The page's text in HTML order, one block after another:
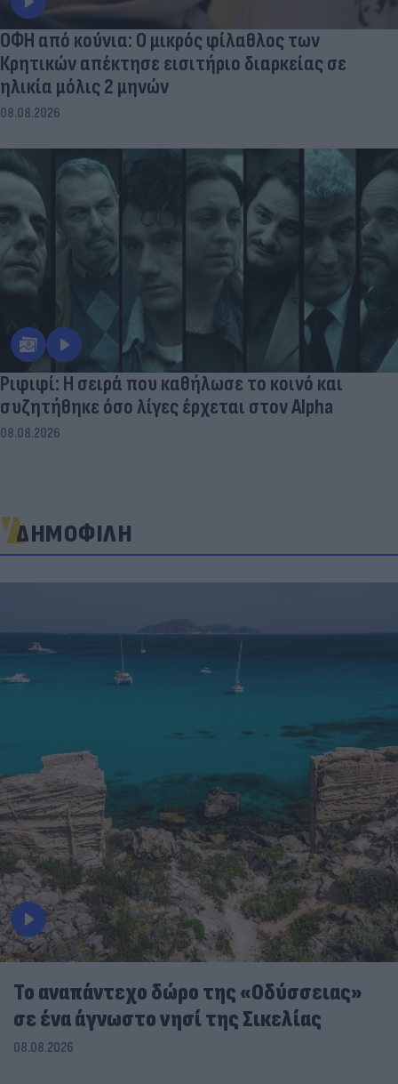
ΟΦΗ από κούνια: Ο μικρός φίλαθλος των
Κρητικών απέκτησε εισιτήριο διαρκείας σε
ηλικία μόλις 2 μηνών
08.08.2026
Ριφιφί: Η σειρά που καθήλωσε το κοινό και
συζητήθηκε όσο λίγες έρχεται στον Alpha
08.08.2026
ΔΗΜΟΦΙΛΗ
To αναπάντεχο δώρο της «Οδύσσειας»
σε ένα άγνωστο νησί της Σικελίας
08.08.2026